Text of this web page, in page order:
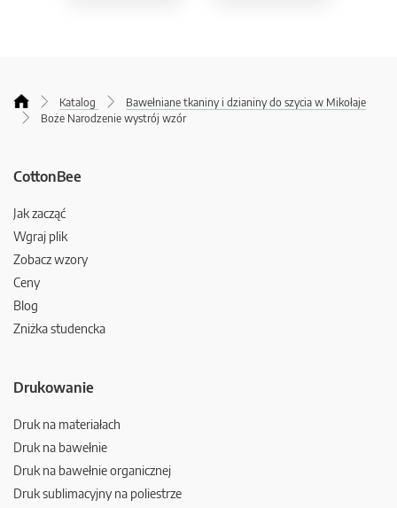
Katalog
Bawełniane tkaniny i dzianiny do szycia w Mikołaje
Boże Narodzenie wystrój wzór
CottonBee
Jak zacząć
Wgraj plik
Zobacz wzory
Ceny
Blog
Zniżka studencka
Drukowanie
Druk na materiałach
Druk na bawełnie
Druk na bawełnie organicznej
Druk sublimacyjny na poliestrze